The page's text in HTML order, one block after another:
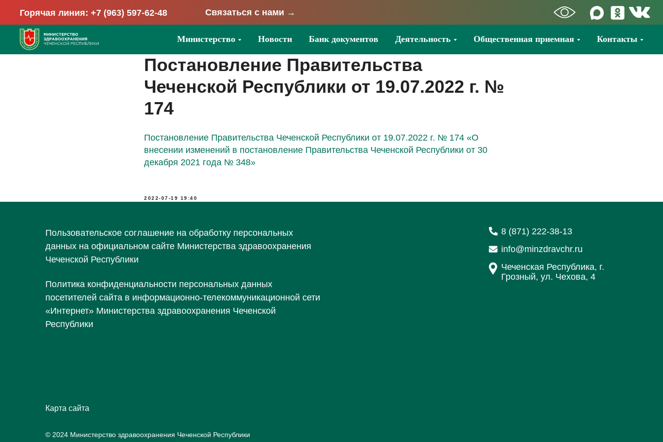
Горячая линия: +7 (963) 597-62-48 Связаться с нами →
Министерство Новости Банк документов Деятельность Общественная приемная Контакты
Постановление Правительства
Чеченской Республики от 19.07.2022 г. №
174
Постановление Правительства Чеченской Республики от 19.07.2022 г. № 174 «О
внесении изменений в постановление Правительства Чеченской Республики от 30
декабря 2021 года № 348»
2022-07-19 19:40
Пользовательское соглашение на обработку персональных
данных на официальном сайте Министерства здравоохранения
Чеченской Республики
8 (871) 222-38-13
info@minzdravchr.ru
Чеченская Республика, г.
Грозный, ул. Чехова, 4
Карта сайта
Политика конфиденциальности персональных данных
посетителей сайта в информационно-телекоммуникационной сети
«Интернет» Министерства здравоохранения Чеченской
Республики
© 2024 Министерство здравоохранения Чеченской Республики